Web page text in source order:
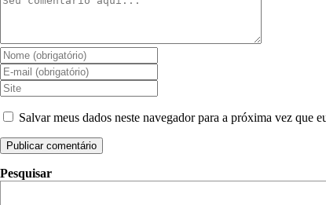
Salvar meus dados neste navegador para a próxima vez que
Pesquisar